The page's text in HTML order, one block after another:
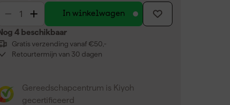
In winkelwagen
4 beschikbaar
Gratis verzending vanaf €50,-
Retourtermijn van 30 dagen
Gereedschapcentrum is Kiyoh
gecertificeerd